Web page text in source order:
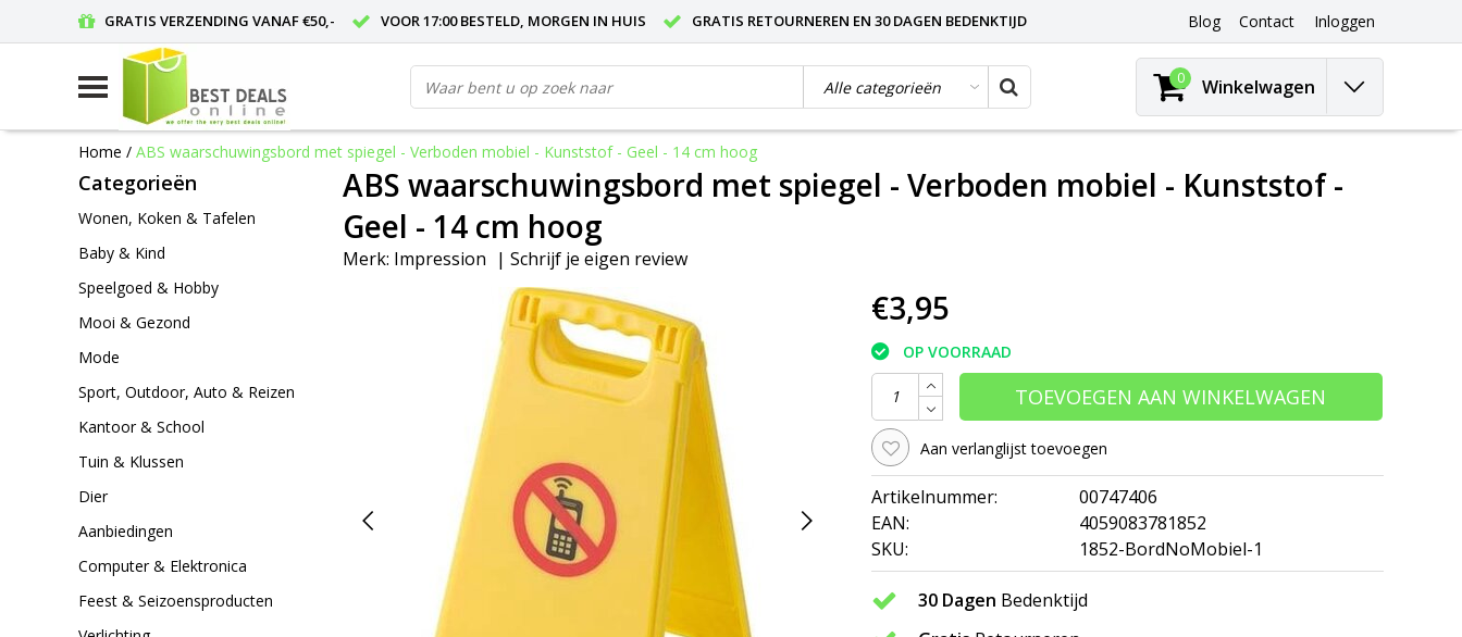
GRATIS VERZENDING VANAF €50,- VOOR 17:00 BESTELD, MORGEN IN HUIS GRATIS RETOURNEREN EN 30 DAGEN BEDENKTIJD Blog Contact Inloggen
0 Winkelwagen
Home / ABS waarschuwingsbord met spiegel - Verboden mobiel - Kunststof - Geel - 14 cm hoog
Categorieën
Wonen, Koken & Tafelen
Baby & Kind
Speelgoed & Hobby
Mooi & Gezond
Mode
Sport, Outdoor, Auto & Reizen
Kantoor & School
Tuin & Klussen
Dier
Aanbiedingen
Computer & Elektronica
Feest & Seizoensproducten
ABS waarschuwingsbord met spiegel - Verboden mobiel - Kunststof -
Geel - 14 cm hoog
Merk: Impression | Schrijf je eigen review
€3,95
OP VOORRAAD
TOEVOEGEN AAN WINKELWAGEN
Aan verlanglijst toevoegen
Artikelnummer:
00747406
EAN:
4059083781852
SKU:
1852-BordNoMobiel-1
30 Dagen Bedenktijd